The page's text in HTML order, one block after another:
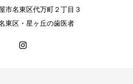
市名東区代万町２丁目３
東区・星ヶ丘の歯医者